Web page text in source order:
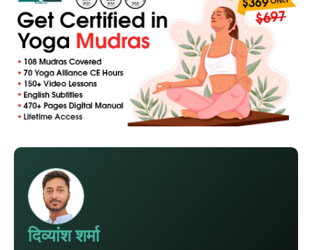
दिव्यांश शर्मा